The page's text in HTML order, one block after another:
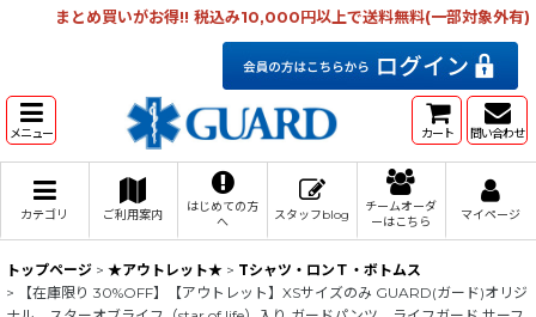
まとめ買いがお得!! 税込み10,000円以上で送料無料(一部対象外有)
メニュー カート 問い合わせ
カテゴリ ご利用案内
はじめての方
へ
スタッフblog
チームオーダ
ーはこちら
マイページ
トップページ > ★アウトレット★ > Tシャツ・ロンＴ・ボトムス
>
【在庫限り 30%OFF】【アウトレット】XSサイズのみ GUARD(ガード)オリジ